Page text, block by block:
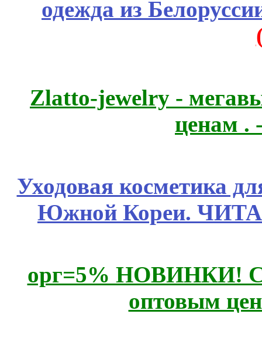
одежда из
Zlatto-jewelry -
ценам .
Уходовая косметика
Южной Кореи.
орг=5% НОВИНКИ!
оптовым